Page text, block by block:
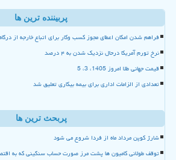
پربیننده ترین ها
فراهم شدن امکان اعطای مجوز کسب وکار برای اتباع خارجه از
نرخ تورم آمریکا درحال نزدیک شدن به ۴ درصد
قیمت جهانی طلا امروز 1405، 3، 5
تعدادی از الزامات اداری برای بیمه بیکاری تعلیق شد
پربحث ترین ها
شارژ کوپن مرداد ماه از فردا شروع می شود
توقف طولانی کامیون ها پشت مرز صورت حساب سنگینی که به